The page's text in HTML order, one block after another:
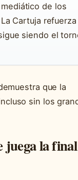
de los
Cartuja refuerza
siendo el
que la
sin los
juega la